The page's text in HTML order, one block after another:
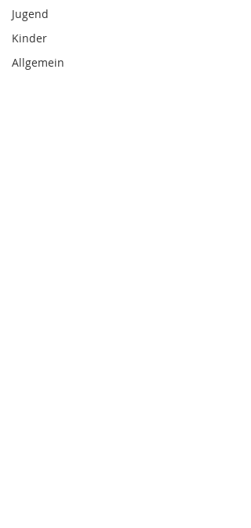
Jugend
Kinder
Allgemein